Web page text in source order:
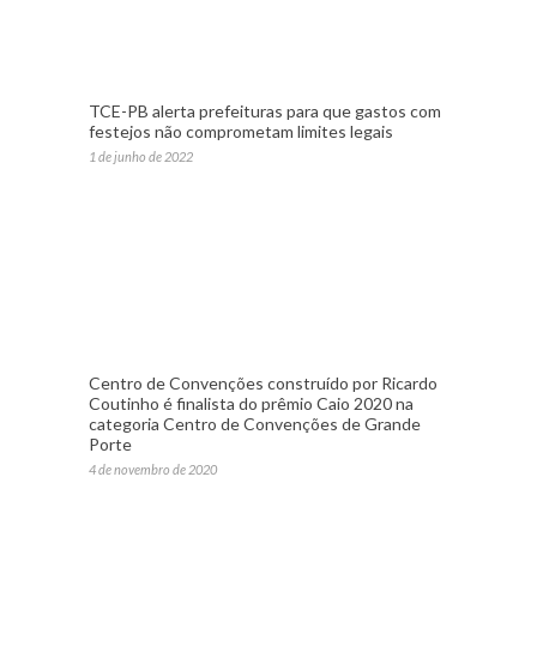
TCE-PB alerta prefeituras para que gastos com
festejos não comprometam limites legais
1 de junho de 2022
Centro de Convenções construído por Ricardo
Coutinho é finalista do prêmio Caio 2020 na
categoria Centro de Convenções de Grande
Porte
4 de novembro de 2020